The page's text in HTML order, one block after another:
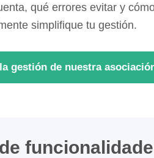
qué errores evitar y
simplifique tu gestión.
gestión de nuestra